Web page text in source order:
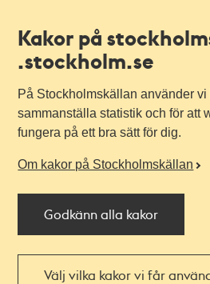
Kakor på
.stockholm.se
På Stockholmskällan använder
sammanställa statistik och för att
fungera på ett bra sätt för dig.
Om kakor på Stockholmskällan
Godkänn alla kakor
Välj vilka kakor vi får